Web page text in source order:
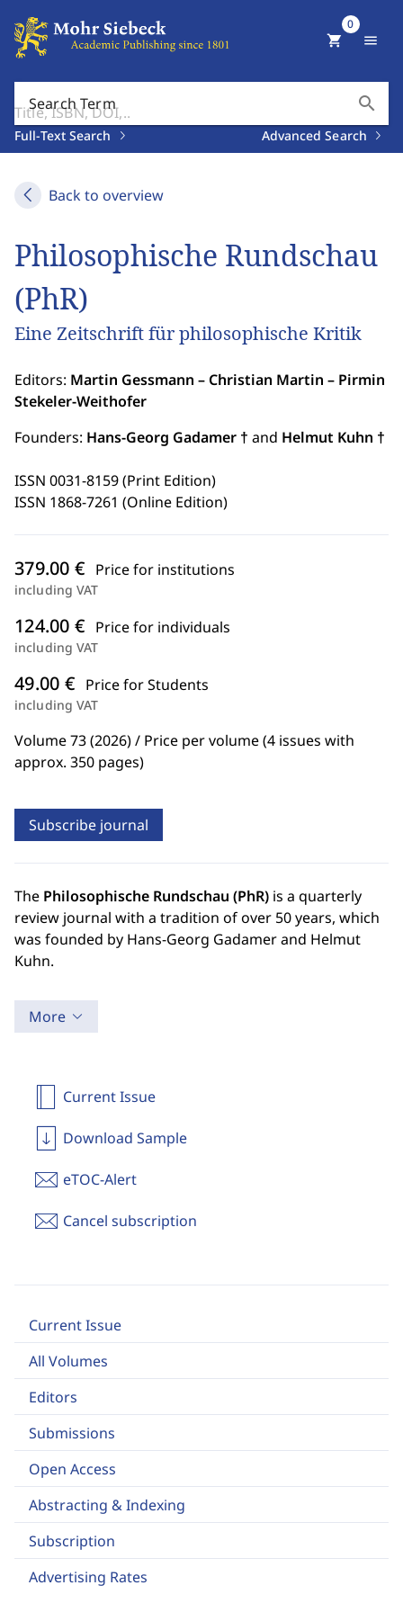
Search Term search
Full-Text Search Advanced Search
shopping_cart
0
menu
Back to overview
Current Issue
Download Sample
eTOC-Alert
Cancel subscription
Philosophische Rundschau
(PhR)
Eine Zeitschrift für philosophische Kritik
Editors: Martin Gessmann – Christian Martin – Pirmin
Stekeler-Weithofer
Founders: Hans-Georg Gadamer † and Helmut Kuhn †
ISSN 0031-8159 (Print Edition)
ISSN 1868-7261 (Online Edition)
379.00 € Price for institutions
including VAT
124.00 € Price for individuals
including VAT
49.00 € Price for Students
including VAT
Volume 73 (2026) / Price per volume (4 issues with
approx. 350 pages)
Subscribe journal
The Philosophische Rundschau (PhR) is a quarterly
review journal with a tradition of over 50 years, which
was founded by Hans-Georg Gadamer and Helmut
Kuhn.
More
Current Issue
All Volumes
Editors
Submissions
Open Access
Abstracting & Indexing
Subscription
Advertising Rates